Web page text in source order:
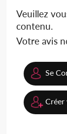
Veuillez
contenu.
Votre avis
Se